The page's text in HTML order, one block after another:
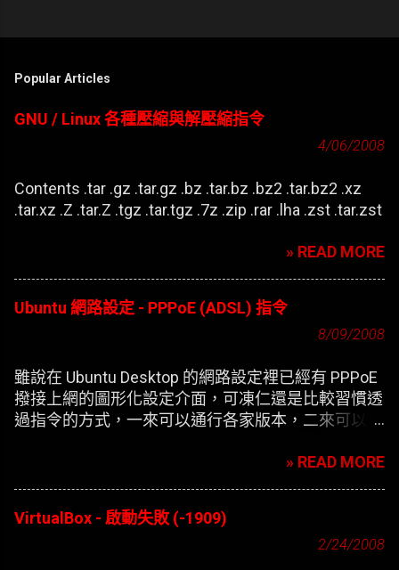
Popular Articles
GNU / Linux 各種壓縮與解壓縮指令
4/06/2008
Contents .tar .gz .tar.gz .bz .tar.bz .bz2 .tar.bz2 .xz
.tar.xz .Z .tar.Z .tgz .tar.tgz .7z .zip .rar .lha .zst .tar.zst
» READ MORE
Ubuntu 網路設定 - PPPoE (ADSL) 指令
8/09/2008
雖說在 Ubuntu Desktop 的網路設定裡已經有 PPPoE
撥接上網的圖形化設定介面，可凍仁還是比較習慣透
過指令的方式，一來可以通行各家版本，二來可以在
» READ MORE
VirtualBox - 啟動失敗 (-1909)
2/24/2008